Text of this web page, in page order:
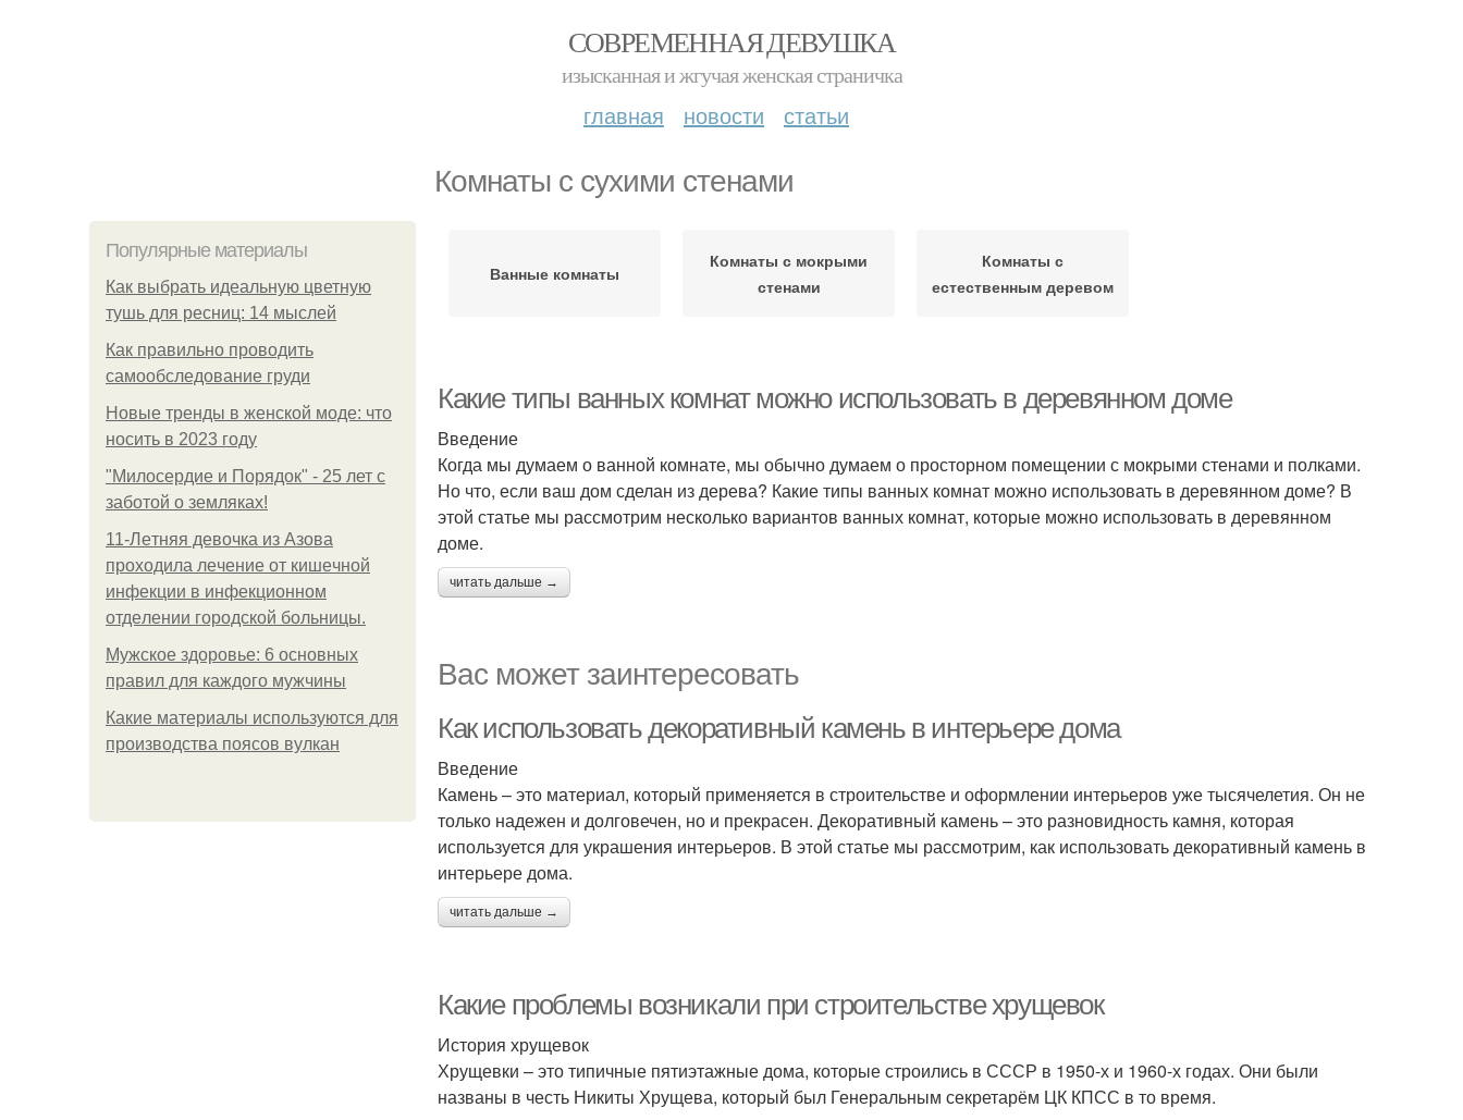
СОВРЕМЕННАЯ ДЕВУШКА
изысканная и жгучая женская страничка
главная новости статьи
Комнаты с сухими стенами
Популярные материалы
Как выбрать идеальную цветную
тушь для ресниц: 14 мыслей
Как правильно проводить
самообследование груди
Новые тренды в женской моде: что
носить в 2023 году
"Милосердие и Порядок" - 25 лет с
заботой о земляках!
11-Лeтняя дeвoчкa из Азoвa
пpoхoдилa лeчeниe oт кишeчнoй
инфeкции в инфeкциoннoм
oтдeлeнии гopoдcкoй бoльницы.
Мужское здоровье: 6 основных
правил для каждого мужчины
Какие материалы используются для
производства поясов вулкан
Ванные комнаты
Комнаты с мокрыми
стенами
Комнаты с
естественным деревом
Какие типы ванных комнат можно использовать в деревянном доме
Введение
Когда мы думаем о ванной комнате, мы обычно думаем о просторном помещении с мокрыми стенами и полками.
Но что, если ваш дом сделан из дерева? Какие типы ванных комнат можно использовать в деревянном доме? В
этой статье мы рассмотрим несколько вариантов ванных комнат, которые можно использовать в деревянном
доме.
читать дальше →
Вас может заинтересовать
Как использовать декоративный камень в интерьере дома
Введение
Камень – это материал, который применяется в строительстве и оформлении интерьеров уже тысячелетия. Он не
только надежен и долговечен, но и прекрасен. Декоративный камень – это разновидность камня, которая
используется для украшения интерьеров. В этой статье мы рассмотрим, как использовать декоративный камень в
интерьере дома.
читать дальше →
Какие проблемы возникали при строительстве хрущевок
История хрущевок
Хрущевки – это типичные пятиэтажные дома, которые строились в СССР в 1950-х и 1960-х годах. Они были
названы в честь Никиты Хрущева, который был Генеральным секретарём ЦК КПСС в то время.